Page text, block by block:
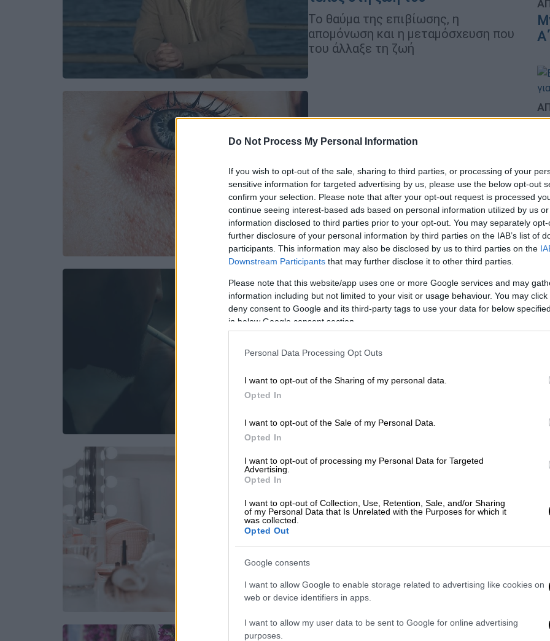
Do Not Process My Personal Information
If you wish to opt-out of the sale, sharing to third parties, or processing of your
sensitive information for targeted advertising by us, please use the below opt-out
confirm your selection. Please note that after your opt-out request is processed
continue seeing interest-based ads based on personal information utilized by us
information disclosed to third parties prior to your opt-out. You may separately
further disclosure of your personal information by third parties on the IAB’s list of
participants. This information may also be disclosed by us to third parties on the
Downstream Participants that may further disclose it to other third parties.
Please note that this website/app uses one or more Google services and may
information including but not limited to your visit or usage behaviour. You may
deny consent to Google and its third-party tags to use your data for below
in below Google consent section.
Personal Data Processing Opt Outs
I want to opt-out of the Sharing of my personal data.
Opted In
I want to opt-out of the Sale of my Personal Data.
Opted In
I want to opt-out of processing my Personal Data for Targeted
Advertising.
Opted In
I want to opt-out of Collection, Use, Retention, Sale, and/or Sharing
of my Personal Data that Is Unrelated with the Purposes for which it
was collected.
Opted Out
Google consents
I want to allow Google to enable storage related to advertising like cookies on
web or device identifiers in apps.
I want to allow my user data to be sent to Google for online advertising
purposes.
Το θαύμα της επιβίωσης, η
απομόνωση και η μεταμόσχευση που
του άλλαξε τη ζωή
Η γλώσσα του προσώπου: Τι μας
Το πρόσωπό μας είναι ένας
χάρτης που αποκαλύπτει πολλά για
την εσωτερική μας υγεία
Ελλάδα|24.04.2024 11:34
Συμβάν ακραίας βίας στην Πέλλα:
Μαθητής Γυμνασίου έσβησε το
του
Επιχείρησε να βάλει μέσα στο μάτι
Ελλάδα|09.05.2022 12:45
μακιγιάζ είναι τέχνη, η ομορφιά
Κάνοντας ένα διακριτικό μακιγιάζ, και
ποζάροντας χαμογελαστή μπροστά
εμπνέει